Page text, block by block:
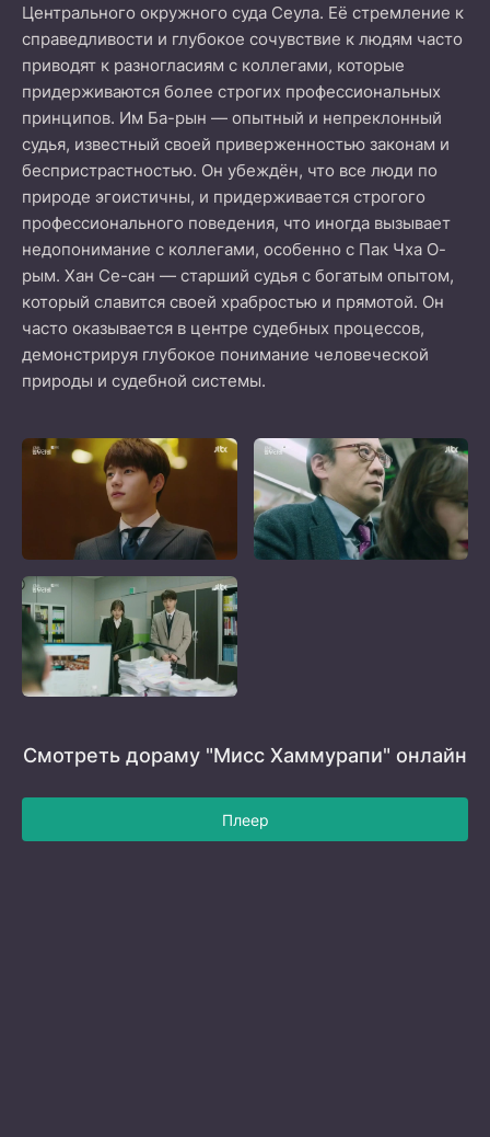
Центрального окружного суда Сеула. Её стремление к
справедливости и глубокое сочувствие к людям часто
приводят к разногласиям с коллегами, которые
придерживаются более строгих профессиональных
принципов. Им Ба-рын — опытный и непреклонный
судья, известный своей приверженностью законам и
беспристрастностью. Он убеждён, что все люди по
природе эгоистичны, и придерживается строгого
профессионального поведения, что иногда вызывает
недопонимание с коллегами, особенно с Пак Чха О-
рым. Хан Се-сан — старший судья с богатым опытом,
который славится своей храбростью и прямотой. Он
часто оказывается в центре судебных процессов,
демонстрируя глубокое понимание человеческой
природы и судебной системы.
Смотреть дораму "Мисс Хаммурапи" онлайн
Плеер